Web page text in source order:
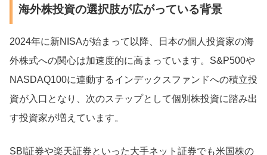
海外株投資の選択肢が広がっている背景
2024年に新NISAが始まって以降、日本の個人投資家の海
外株式への関心は加速度的に高まっています。S&P500や
NASDAQ100に連動するインデックスファンドへの積立投
資が入口となり、次のステップとして個別株投資に踏み出
す投資家が増えています。
SBI証券や楽天証券といった大手ネット証券でも米国株の